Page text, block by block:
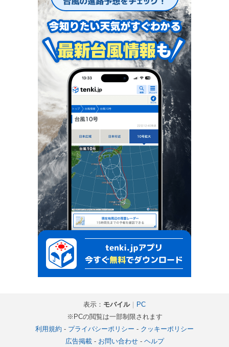
表示： モバイル｜ PC
※PCの閲覧は一部制限されます
利用規約 - プライバシーポリシー - クッキーポリシー
広告掲載- お問い合わせ- ヘルプ